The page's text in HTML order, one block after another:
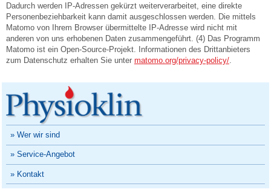
Dadurch werden IP-Adressen gekürzt weiterverarbeitet, eine direkte
Personenbeziehbarkeit kann damit ausgeschlossen werden. Die mittels
Matomo von Ihrem Browser übermittelte IP-Adresse wird nicht mit
anderen von uns erhobenen Daten zusammengeführt. (4) Das Programm
Matomo ist ein Open-Source-Projekt. Informationen des Drittanbieters
zum Datenschutz erhalten Sie unter matomo.org/privacy-policy/.
» Wer wir sind
» Service-Angebot
» Kontakt